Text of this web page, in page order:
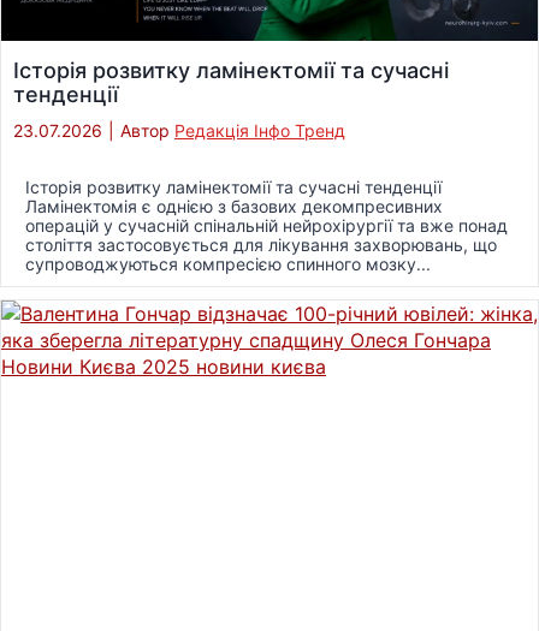
Історія розвитку ламінектомії та сучасні
тенденції
23.07.2026 Автор Редакція Інфо Тренд
Історія розвитку ламінектомії та сучасні тенденції
Ламінектомія є однією з базових декомпресивних
операцій у сучасній спінальній нейрохірургії та вже понад
століття застосовується для лікування захворювань, що
супроводжуються компресією спинного мозку...